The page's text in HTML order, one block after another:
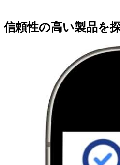
信頼性の高い製品を